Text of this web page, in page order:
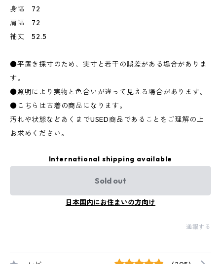
身幅 72
肩幅 72
袖丈 52.5
●平置き採寸のため、実寸と若干の誤差がある場合がありま
す。
●照明により実物と色合いが違って見える場合があります。
●こちらは古着の商品になります。
汚れや状態などあくまでUSED商品であることをご理解の上
お求めください。
International shipping available
Sold out
日本国内にお住まいの方向け
通報する